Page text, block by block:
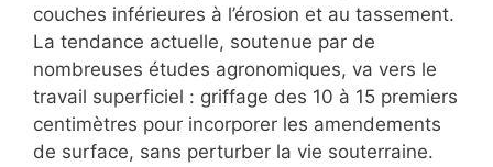
couches inférieures à l’érosion et au tassement.
La tendance actuelle, soutenue par de
nombreuses études agronomiques, va vers le
travail superficiel : griffage des 10 à 15 premiers
centimètres pour incorporer les amendements
de surface, sans perturber la vie souterraine.